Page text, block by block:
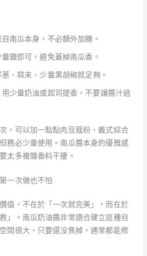
自南瓜本身，不必額外加糖。
量鹽即可，避免蓋掉南瓜香。
蔥、蒜末、少量黑胡椒就足夠。
用少量奶油或起司提香，不要讓醬汁過
，可以加一點點肉豆蔻粉、義式綜合
務必少量使用。南瓜醬本身的優雅感
太多複雜香料干擾。
一次做也不怕
值，不在於「一次就完美」，而在於
」。南瓜奶油醬非常適合建立這種自
間很大，只要還沒焦掉，通常都能修